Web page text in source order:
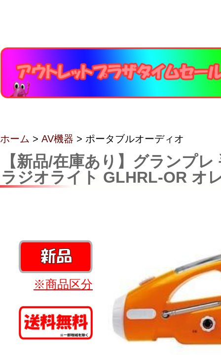
ホーム > AV機器 > ポータブルオーディオ
【新品/在庫あり】グランプ
ラジオライト GLHRL-OR オ
※商品区分